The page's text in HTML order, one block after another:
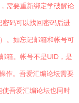
需要重新绑定学破解论
码可以找回密码后进
。如忘记邮箱和帐号可
箱。帐号不是UID，是
作。吾爱汇编论坛需要
吾爱汇编论坛也同时